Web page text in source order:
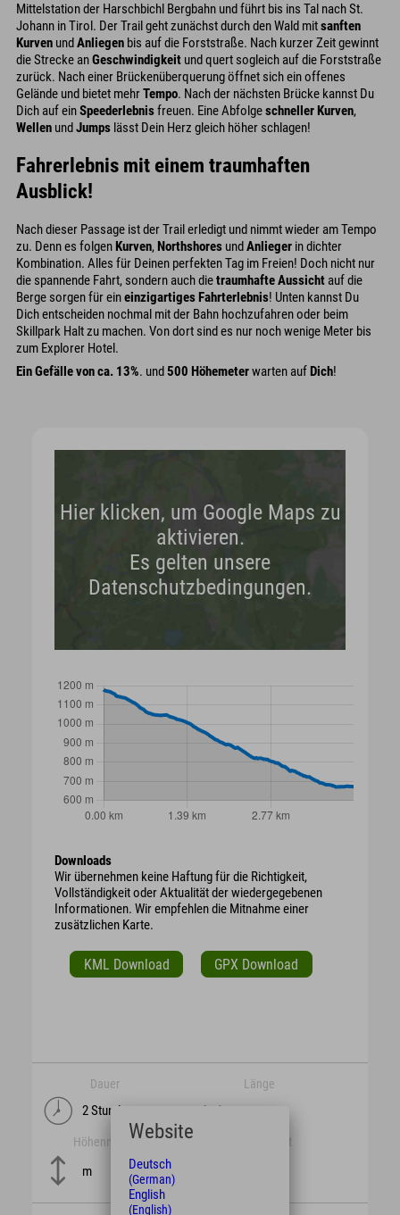
Mittelstation der Harschbichl Bergbahn und führt bis ins Tal nach St.
Johann in Tirol. Der Trail geht zunächst durch den Wald mitsanften
Kurven undAnliegen bis auf die Forststraße. Nach kurzer Zeit gewinnt
die Strecke anGeschwindigkeit und quert sogleich auf die Forststraße
zurück. Nach einer Brückenüberquerung öffnet sich ein offenes
Gelände und bietet mehrTempo. Nach der nächsten Brücke kannst Du
Dich auf einSpeederlebnisfreuen. Eine Abfolgeschneller Kurven,
Wellen undJumps lässt Dein Herz gleich höher schlagen!
Fahrerlebnis mit einem traumhaften
Ausblick!
Nach dieser Passage ist der Trail erledigt und nimmt wieder am Tempo
zu. Denn es folgenKurven,Northshores undAnlieger in dichter
Kombination. Alles für Deinen perfekten Tag im Freien! Doch nicht nur
die spannende Fahrt, sondern auch dietraumhafte Aussicht auf die
Berge sorgen für eineinzigartiges Fahrterlebnis! Unten kannst Du
Dich entscheiden nochmal mit der Bahn hochzufahren oder beim
Skillpark Halt zu machen. Von dort sind es nur noch wenige Meter bis
zum Explorer Hotel.
Ein Gefälle von ca. 13%. und 500 Höhemeterwarten auf Dich!
Hier klicken, um Google Maps zu
aktivieren.
Es gelten unsere
Datenschutzbedingungen.
Downloads
Wir übernehmen keine Haftung für die Richtigkeit,
Vollständigkeit oder Aktualität der wiedergegebenen
Informationen. Wir empfehlen die Mitnahme einer
zusätzlichen Karte.
KML Download GPX Download
Dauer
2 Stunden
Länge
Höhenmeter
m
Schwierigkeit
Website
Deutsch
(German)
English
(English)